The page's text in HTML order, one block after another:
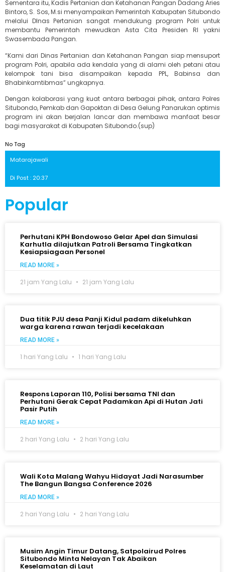
Sementara itu, Kadis Pertanian dan Ketahanan Pangan Dadang Aries
Bintoro, S. Sos, M.si menyampaikan Pemerintah Kabupaten Situbondo
melalui DInas Pertanian sangat mendukung program Polri untuk
membantu Pemerintah mewudkan Asta Cita Presiden RI yakni
Swasembada Pangan.
“Kami dari Dinas Pertanian dan Ketahanan Pangan siap mensuport
program Polri, apabila ada kendala yang di alami oleh petani atau
kelompok tani bisa disampaikan kepada PPL, Babinsa dan
Bhabinkamtibmas” ungkapnya.
Dengan kolaborasi yang kuat antara berbagai pihak, antara Polres
Situbondo, Pemkab dan Gapoktan di Desa Gelung Panarukan optimis
program ini akan berjalan lancar dan membawa manfaat besar
bagi masyarakat di Kabupaten Situbondo.(sup)
No Tag
Matarajawali
Di Post : 20:37
Popular
Perhutani KPH Bondowoso Gelar Apel dan Simulasi
Karhutla dilajutkan Patroli Bersama Tingkatkan
Kesiapsiagaan Personel
READ MORE »
21 jam Yang Lalu 21 jam Yang Lalu
Dua titik PJU desa Panji Kidul padam dikeluhkan
warga karena rawan terjadi kecelakaan
READ MORE »
1 hari Yang Lalu 1 hari Yang Lalu
Respons Laporan 110, Polisi bersama TNI dan
Perhutani Gerak Cepat Padamkan Api di Hutan Jati
Pasir Putih
READ MORE »
2 hari Yang Lalu 2 hari Yang Lalu
Wali Kota Malang Wahyu Hidayat Jadi Narasumber
The Bangun Bangsa Conference 2026
READ MORE »
2 hari Yang Lalu 2 hari Yang Lalu
Musim Angin Timur Datang, Satpolairud Polres
Situbondo Minta Nelayan Tak Abaikan
Keselamatan di Laut